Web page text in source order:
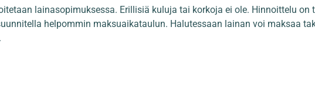
lainasopimuksessa. Erillisiä kuluja tai korkoja ei ole. Hinnoittelu on
helpommin maksuaikataulun. Halutessaan lainan voi maksaa